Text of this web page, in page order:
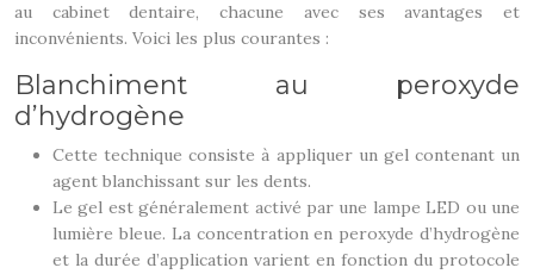
au cabinet dentaire, chacune avec ses avantages et
inconvénients. Voici les plus courantes :
Blanchiment au peroxyde
d’hydrogène
Cette technique consiste à appliquer un gel contenant un
agent blanchissant sur les dents.
Le gel est généralement activé par une lampe LED ou une
lumière bleue. La concentration en peroxyde d’hydrogène
et la durée d’application varient en fonction du protocole